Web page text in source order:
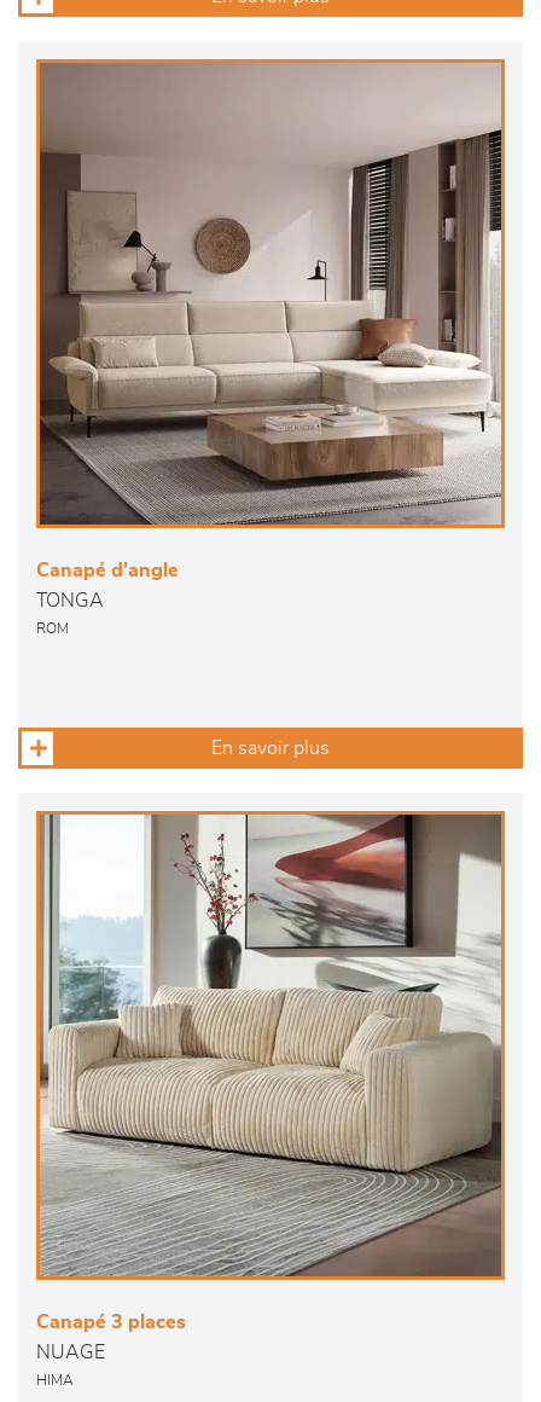
Canapé d'angle
TONGA
ROM
En savoir plus
Canapé 3 places
NUAGE
HIMA